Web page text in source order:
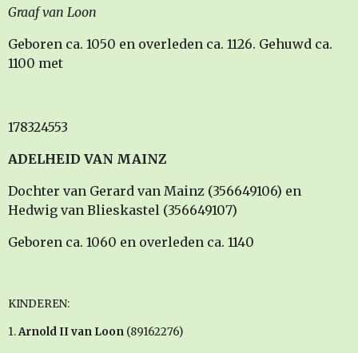
Graaf van Loon
Geboren ca. 1050 en overleden ca. 1126. Gehuwd ca.
1100 met
178324553
ADELHEID VAN MAINZ
Dochter van Gerard van Mainz (356649106) en
Hedwig van Blieskastel (356649107)
Geboren ca. 1060 en overleden ca. 1140
KINDEREN:
1.Arnold II van Loon (89162276)